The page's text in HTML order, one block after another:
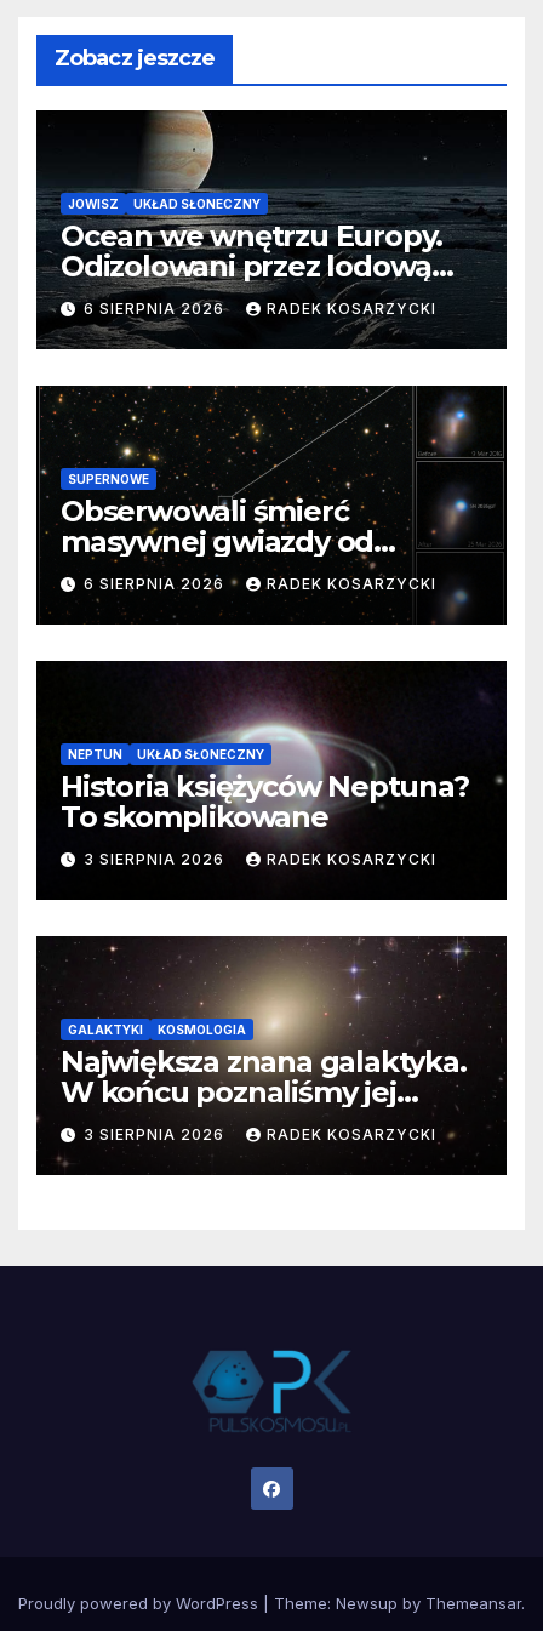
Zobacz jeszcze
JOWISZ UKŁAD SŁONECZNY
Ocean we wnętrzu Europy.
Odizolowani przez lodową
barierę
6 SIERPNIA 2026 RADEK KOSARZYCKI
SUPERNOWE
Obserwowali śmierć
masywnej gwiazdy od
samego początku. Niezwykle
cenne dane
6 SIERPNIA 2026 RADEK KOSARZYCKI
NEPTUN UKŁAD SŁONECZNY
Historia księżyców Neptuna?
To skomplikowane
3 SIERPNIA 2026 RADEK KOSARZYCKI
GALAKTYKI KOSMOLOGIA
Największa znana galaktyka.
W końcu poznaliśmy jej
faktyczne wymiary
3 SIERPNIA 2026 RADEK KOSARZYCKI
Proudly powered by WordPress Theme: Newsup by Themeansar.